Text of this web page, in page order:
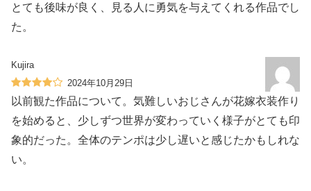
とても後味が良く、見る人に勇気を与えてくれる作品でし
た。
Kujira
2024年10月29日
以前観た作品について。気難しいおじさんが花嫁衣装作り
を始めると、少しずつ世界が変わっていく様子がとても印
象的だった。全体のテンポは少し遅いと感じたかもしれな
い。